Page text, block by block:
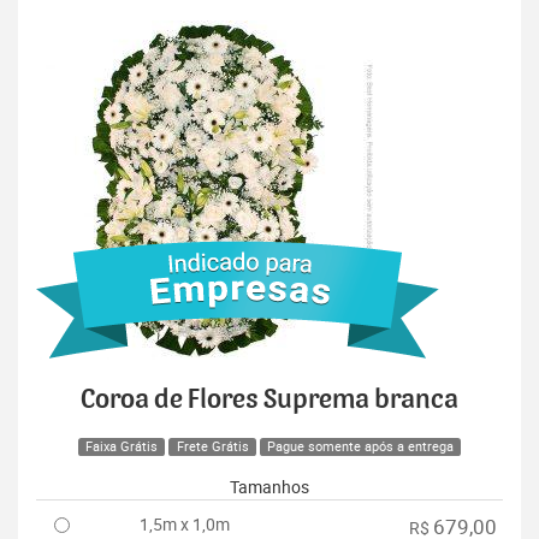
Coroa de Flores Suprema branca
Faixa Grátis Frete Grátis Pague somente após a entrega
Tamanhos
1,5m x 1,0m
R$ 679,00